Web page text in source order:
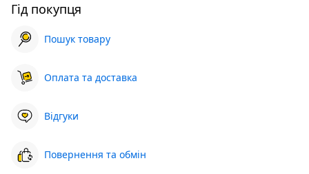
Гід покупця
Пошук товару
Оплата та доставка
Відгуки
Повернення та обмін